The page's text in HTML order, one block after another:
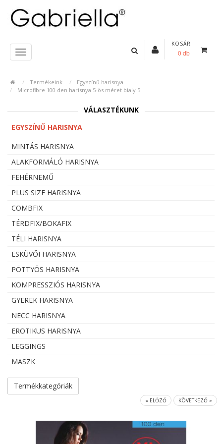
KOSÁR
0 db
Termékeink
Egyszínű harisnya
Microfibre 100 den harisnya 5-ös méret bialy 5
VÁLASZTÉKUNK
EGYSZÍNŰ HARISNYA
MINTÁS HARISNYA
ALAKFORMÁLÓ HARISNYA
FEHÉRNEMŰ
PLUS SIZE HARISNYA
COMBFIX
TÉRDFIX/BOKAFIX
TÉLI HARISNYA
ESKÜVŐI HARISNYA
PÖTTYÖS HARISNYA
KOMPRESSZIÓS HARISNYA
GYEREK HARISNYA
NECC HARISNYA
EROTIKUS HARISNYA
LEGGINGS
MASZK
Termékkategóriák
« ELŐZŐ KÖVETKEZŐ »